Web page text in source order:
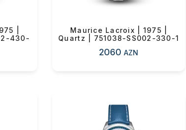
|
430-
Maurice Lacroix | 1975 |
Quartz | 751038-SS002-330-1
2060AZN